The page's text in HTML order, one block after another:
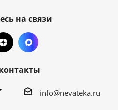
на связи
info@nevateka.ru